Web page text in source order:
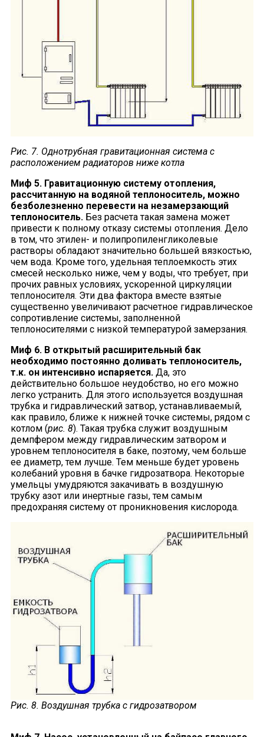
Рис. 7. Однотрубная гравитационная система с
расположением радиаторов ниже котла
Миф 5. Гравитационную систему отопления,
рассчитанную на водяной теплоноситель, можно
безболезненно перевести на незамерзающий
теплоноситель.Без расчета такая замена может
привести к полному отказу системы отопления. Дело
в том, что этилен- и полипропиленгликолевые
растворы обладают значительно большей вязкостью,
чем вода. Кроме того, удельная теплоемкость этих
смесей несколько ниже, чем у воды, что требует, при
прочих равных условиях, ускоренной циркуляции
теплоносителя. Эти два фактора вместе взятые
существенно увеличивают расчетное гидравлическое
сопротивление системы, заполненной
теплоносителями с низкой температурой замерзания.
Миф 6. В открытый расширительный бак
необходимо постоянно доливать теплоноситель,
т.к. он интенсивно испаряется.Да, это
действительно большое неудобство, но его можно
легко устранить. Для этого используется воздушная
трубка и гидравлический затвор, устанавливаемый,
как правило, ближе к нижней точке системы, рядом с
котлом (рис. 8). Такая трубка служит воздушным
демпфером между гидравлическим затвором и
уровнем теплоносителя в баке, поэтому, чем больше
ее диаметр, тем лучше. Тем меньше будет уровень
колебаний уровня в бачке гидрозатвора. Некоторые
умельцы умудряются закачивать в воздушную
трубку азот или инертные газы, тем самым
предохраняя систему от проникновения кислорода.
Рис. 8. Воздушная трубка с гидрозатвором